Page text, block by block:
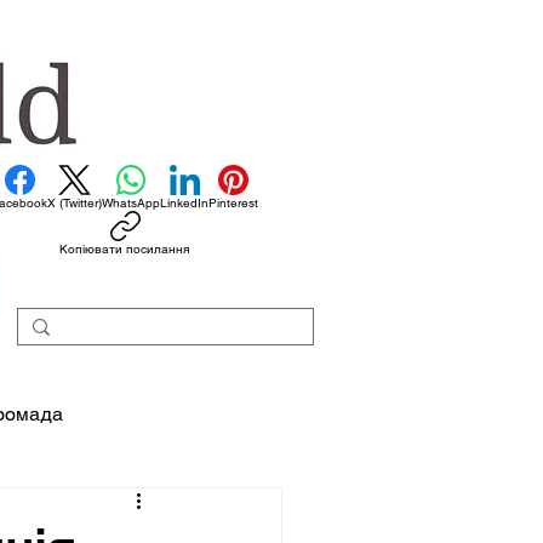
X (Twitter)WhatsAppLinkedInPinterest
Копіювати посилання